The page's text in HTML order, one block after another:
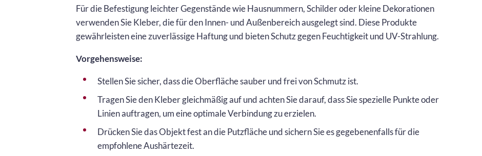
Für die Befestigung leichter Gegenstände wie Hausnummern, Schilder oder kleine Dekorationen
verwenden Sie Kleber, die für den Innen- und Außenbereich ausgelegt sind. Diese Produkte
gewährleisten eine zuverlässige Haftung und bieten Schutz gegen Feuchtigkeit und UV-Strahlung.
Vorgehensweise:
Stellen Sie sicher, dass die Oberfläche sauber und frei von Schmutz ist.
Tragen Sie den Kleber gleichmäßig auf und achten Sie darauf, dass Sie spezielle Punkte oder
Linien auftragen, um eine optimale Verbindung zu erzielen.
Drücken Sie das Objekt fest an die Putzfläche und sichern Sie es gegebenenfalls für die
empfohlene Aushärtezeit.